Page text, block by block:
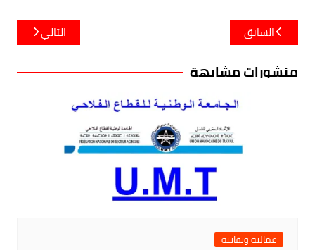
تصفّح
المقالات
السابق التالي
منشورات مشابهة
عمالية ونقابية